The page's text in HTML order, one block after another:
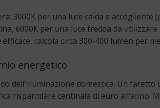
3000K per una luce calda e accogliente
6000K per una luce fredda da
efficace, calcola circa 300-400 lumen per
energetico
dell’illuminazione domestica. Un faretto
risparmiare centinaia di euro all’anno.